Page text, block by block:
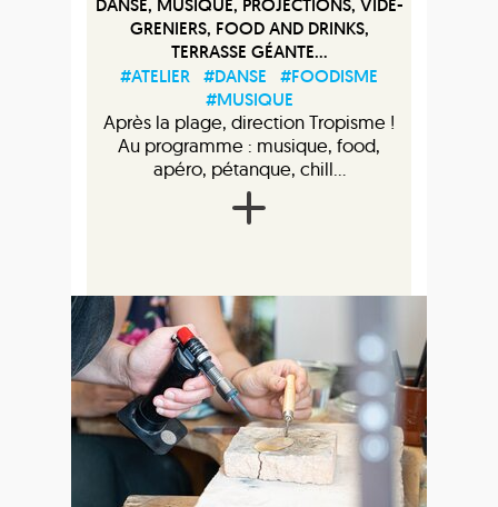
DANSE, MUSIQUE, PROJECTIONS, VIDE-
GRENIERS, FOOD AND DRINKS,
TERRASSE GÉANTE...
#ATELIER #DANSE
#FOODISME
#MUSIQUE
Après la plage, direction Tropisme !
Au programme : musique, food,
apéro, pétanque, chill...